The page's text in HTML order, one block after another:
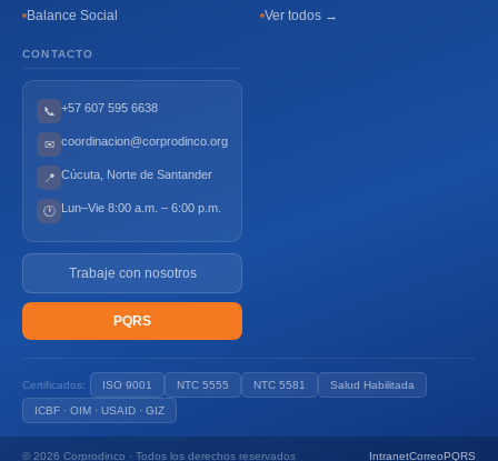
Balance Social
Ver todos →
CONTACTO
📞 +57 607 595 6638
✉ coordinacion@corprodinco.org
📍 Cúcuta, Norte de Santander
🕐 Lun–Vie 8:00 a.m. – 6:00 p.m.
Trabaje con nosotros
PQRS
Certificados: ISO 9001 NTC 5555 NTC 5581 Salud Habilitada
ICBF · OIM · USAID · GIZ
© 2026 Corprodinco · Todos los derechos reservados IntranetCorreoPQRS